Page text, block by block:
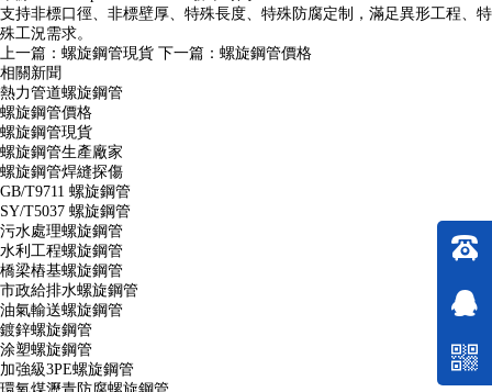
支持非標口徑、非標壁厚、特殊長度、特殊防腐定制，滿足異形工程、特
殊工況需求。
上一篇： 螺旋鋼管現貨 下一篇： 螺旋鋼管價格
相關新聞
熱力管道螺旋鋼管
螺旋鋼管價格
螺旋鋼管現貨
螺旋鋼管生產廠家
螺旋鋼管焊縫探傷
GB/T9711 螺旋鋼管
SY/T5037 螺旋鋼管
污水處理螺旋鋼管
水利工程螺旋鋼管
橋梁樁基螺旋鋼管
市政給排水螺旋鋼管
油氣輸送螺旋鋼管
鍍鋅螺旋鋼管
涂塑螺旋鋼管
加強級3PE螺旋鋼管